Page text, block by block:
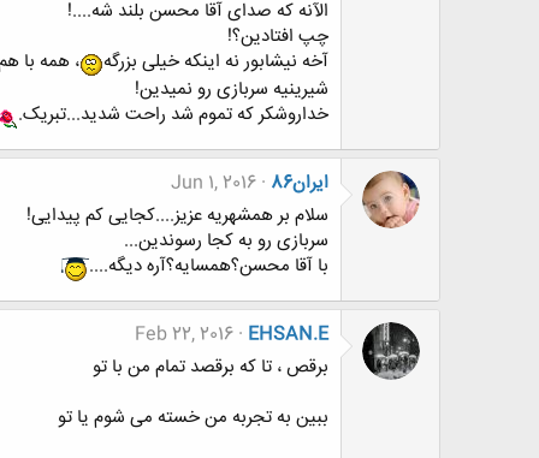
الآنه که صدای آقا محسن بلند شه....!
چپ افتادین؟!
آخه نیشابور نه اینکه خیلی بزرگه
، همه با
شیرینیه سربازی رو نمیدین!
خداروشکر که تموم شد راحت شدید...تبریک.
ایران86
Jun 1, 2016
سلام بر همشهریه عزیز....کجایی کم پیدایی!
سربازی رو به کجا رسوندین...
با آقا محسن؟همسایه؟آره دیگه....
EHSAN.E
Feb 22, 2016
برقص ، تا که برقصد تمام من با تو
ببین به تجربه من خسته می شوم یا تو